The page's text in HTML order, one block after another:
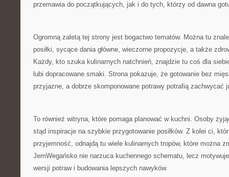
przemawia do początkujących, jak i do tych, którzy od dawna
Ogromną zaletą tej strony jest bogactwo tematów. Można tu
posiłki, sycące dania główne, wieczorne propozycje, a także
Każdy, kto szuka kulinarnych natchnień, znajdzie tu coś dla
lubi dopracowane smaki. Strona pokazuje, że gotowanie bez
przyjazne, a dobrze skomponowane potrawy potrafią zachwycać
To również witryna, które pomaga planować w kuchni. Osoby
stąd inspiracje na szybkie przygotowanie posiłków. Z kolei ci,
przyjemność, odnajdą tu wiele kulinarnych tropów, które można
JemWegańsko nie narzuca kuchennego schematu, lecz
wersji potraw i budowania lepszych nawyków.